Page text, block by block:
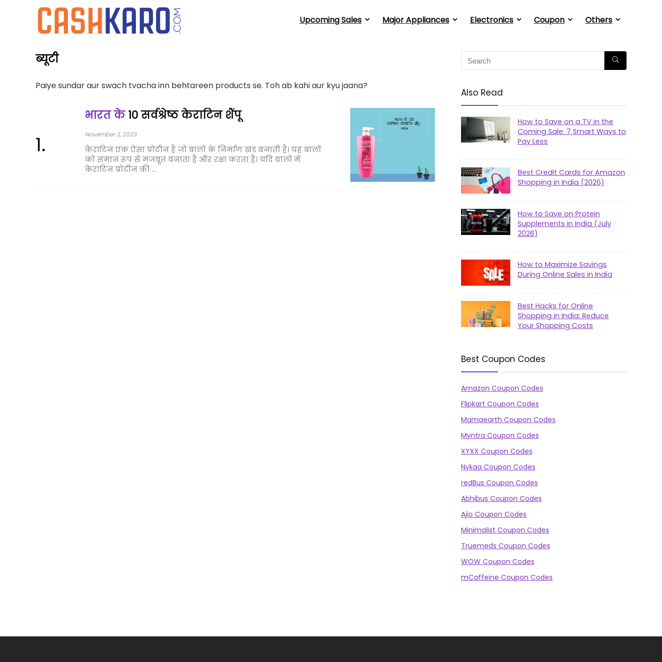
Upcoming Sales Major Appliances Electronics Coupon Others
ब्यूटी
Paiye sundar aur swach tvacha inn behtareen products se. Toh ab kahi aur kyu jaana?
भारत के10 सर्वश्रेष्ठ केराटिन शैंपू
November 3, 2023
केराटिन एक ऐसा प्रोटीन है जो बालों के निर्माण खंड बनाती है। यह बालों
को समान रूप से मजबूत बनाता है और रक्षा करता है। यदि बालों में
केराटिन प्रोटीन की ...
Also Read
How to Save on a TV in the
Coming Sale: 7 Smart Ways to
Pay Less
Best Credit Cards for Amazon
Shopping in India (2026)
How to Save on Protein
Supplements in India (July
2026)
How to Maximize Savings
During Online Sales in India
Best Hacks for Online
Shopping in India: Reduce
Your Shopping Costs
Best Coupon Codes
Amazon Coupon Codes
Flipkart Coupon Codes
Mamaearth Coupon Codes
Myntra Coupon Codes
XYXX Coupon Codes
Nykaa Coupon Codes
redBus Coupon Codes
Abhibus Coupon Codes
Ajio Coupon Codes
Minimalist Coupon Codes
Truemeds Coupon Codes
WOW Coupon Codes
mCaffeine Coupon Codes